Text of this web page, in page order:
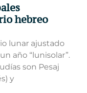
hebreo
lunar ajustado
año “lunisolar”.
son Pesaj
y